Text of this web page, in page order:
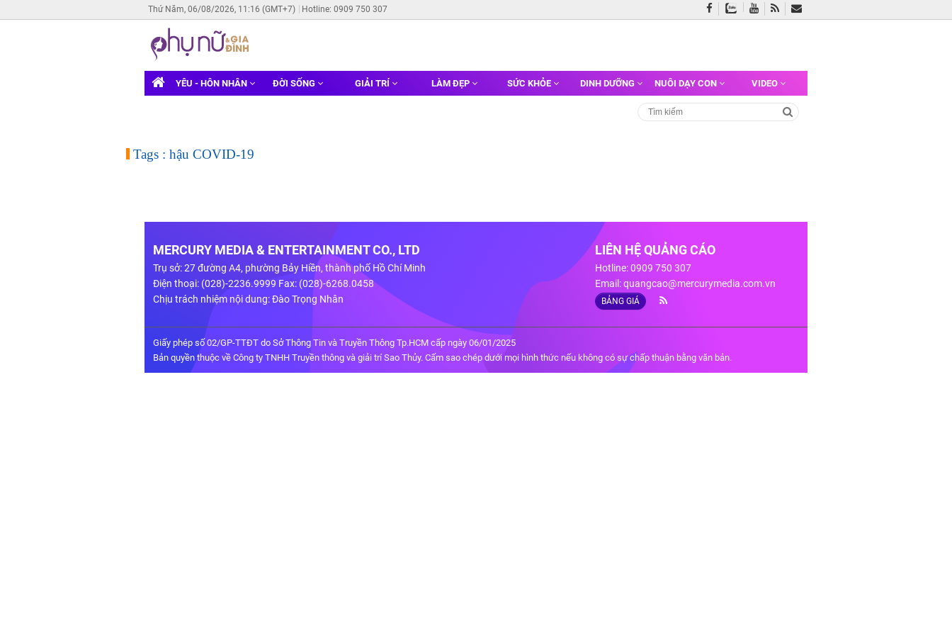
Thứ Năm, 06/08/2026, 11:16 (GMT+7) Hotline: 0909 750 307
YÊU - HÔN NHÂN ĐỜI SỐNG GIẢI TRÍ LÀM ĐẸP SỨC KHỎE DINH DƯỠNG NUÔI DẠY CON VIDEO
Tags : hậu COVID-19
MERCURY MEDIA & ENTERTAINMENT CO., LTD
Trụ sở: 27 đường A4, phường Bảy Hiền, thành phố Hồ Chí Minh
Điện thoại: (028)-2236.9999 Fax: (028)-6268.0458
Chịu trách nhiệm nội dung: Đào Trọng Nhân
LIÊN HỆ QUẢNG CÁO
Hotline: 0909 750 307
Email:quangcao@mercurymedia.com.vn
BẢNG GIÁ
Giấy phép số 02/GP-TTĐT do Sở Thông Tin và Truyền Thông Tp.HCM cấp ngày 06/01/2025
Bản quyền thuộc về Công ty TNHH Truyền thông và giải trí Sao Thủy. Cấm sao chép dưới mọi hình thức nếu không có sự chấp thuận bằng văn bản.